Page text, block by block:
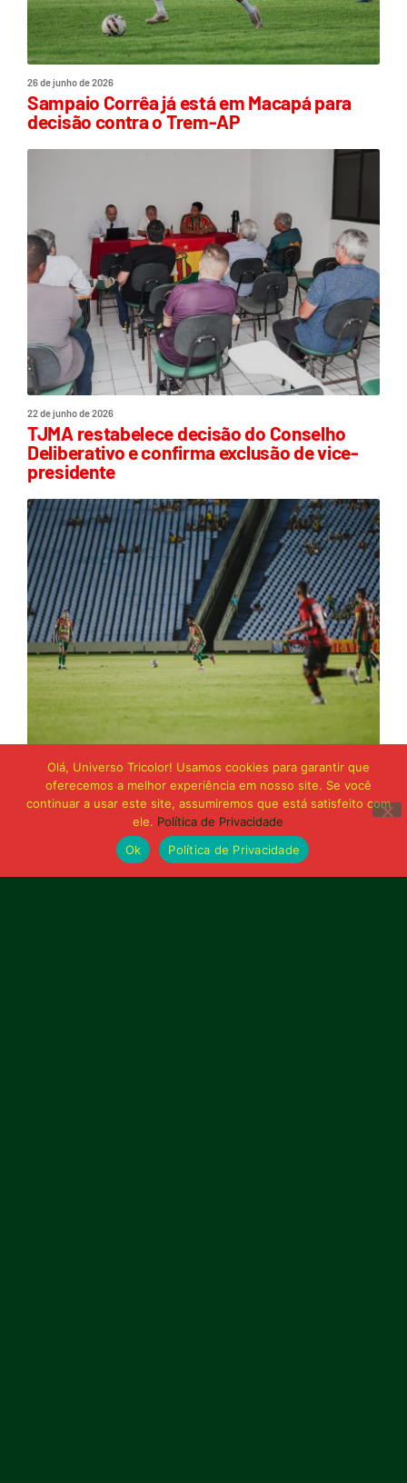
26 de junho de 2026
Sampaio Corrêa já está em Macapá para
decisão contra o Trem-AP
22 de junho de 2026
TJMA restabelece decisão do Conselho
Deliberativo e confirma exclusão de vice-
presidente
21 de junho de 2026
Sampaio é superado pelo Trem no Castelão
e buscará reação em Macapá
Olá, Universo Tricolor! Usamos cookies para garantir que
oferecemos a melhor experiência em nosso site. Se você
continuar a usar este site, assumiremos que está satisfeito com
ele. Política de Privacidade
Ok
Política de Privacidade